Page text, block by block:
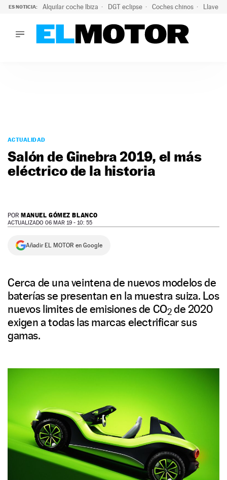
ES NOTICIA: Alquilar coche Ibiza DGT eclipse Coches chinos Llaves
PODCAST
MOTOS
TECNOLOGÍA
SERVICIOS
NEWSLETTER
ACTUALIDAD
Salón de Ginebra 2019, el más
eléctrico de la historia
POR MANUEL GÓMEZ BLANCO
ACTUALIZADO 06 MAR 19 - 10: 55
Añadir EL MOTOR en Google
Cerca de una veintena de nuevos modelos de
baterías se presentan en la muestra suiza. Los
nuevos limites de emisiones de CO2de 2020
exigen a todas las marcas electrificar sus
gamas.